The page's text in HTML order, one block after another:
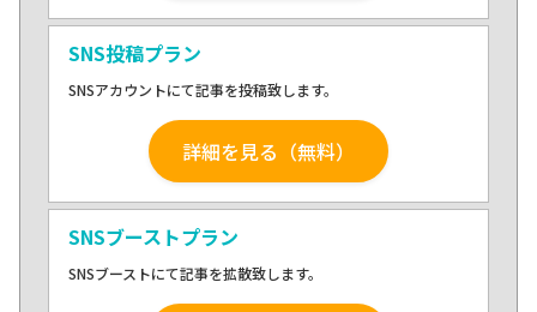
SNS投稿プラン
SNSアカウントにて記事を投稿致します。
詳細を見る（無料）
SNSブーストプラン
SNSブーストにて記事を拡散致します。